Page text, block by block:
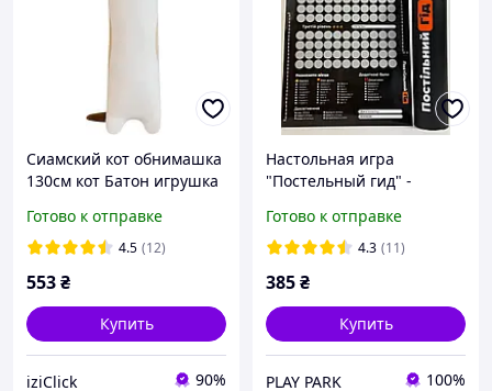
Сиамский кот обнимашка
130см кот Батон игрушка
Готово к отправке
4.5 (12)
553₴
Купить
iziClick 90%
Настольная игра
"Постельный гид" -
(Украинский язык)
Готово к отправке
4.3 (11)
385₴
Купить
PLAY PARK 100%